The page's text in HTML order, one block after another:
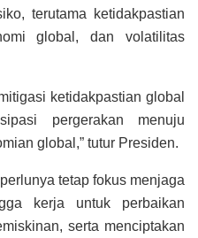
terutama ketidakpastian
global, dan volatilitas
ketidakpastian global
pergerakan menuju
global,” tutur Presiden.
tetap fokus menjaga
kerja untuk perbaikan
serta menciptakan